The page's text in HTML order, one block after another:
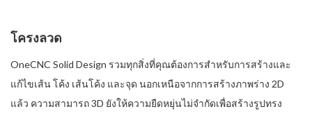
โครงลวด
OneCNC Solid Design รวมทุกสิ่งที่คุณต้องการสำหรับการสร้างและ
แก้ไขเส้น โค้ง เส้นโค้ง และจุด นอกเหนือจากการสร้างภาพร่าง 2D
แล้ว ความสามารถ 3D ยังให้ความยืดหยุ่นไม่จำกัดเพื่อสร้างรูปทรง